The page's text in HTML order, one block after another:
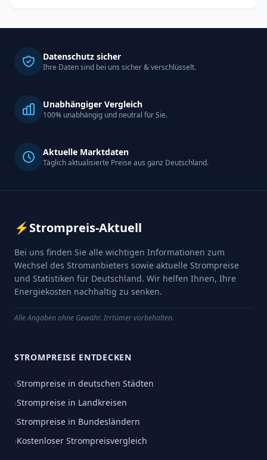
Datenschutz sicher
Ihre Daten sind bei uns sicher & verschlüsselt.
Unabhängiger Vergleich
100% unabhängig und neutral für Sie.
Aktuelle Marktdaten
Täglich aktualisierte Preise aus ganz Deutschland.
⚡Strompreis-Aktuell
Bei uns finden Sie alle wichtigen Informationen zum
Wechsel des Stromanbieters sowie aktuelle Strompreise
und Statistiken für Deutschland. Wir helfen Ihnen, Ihre
Energiekosten nachhaltig zu senken.
Alle Angaben ohne Gewähr. Irrtümer vorbehalten.
STROMPREISE ENTDECKEN
›Strompreise in deutschen Städten
›Strompreise in Landkreisen
›Strompreise in Bundesländern
›Kostenloser Strompreisvergleich